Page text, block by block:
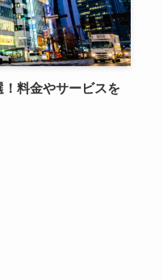
料金やサービスを